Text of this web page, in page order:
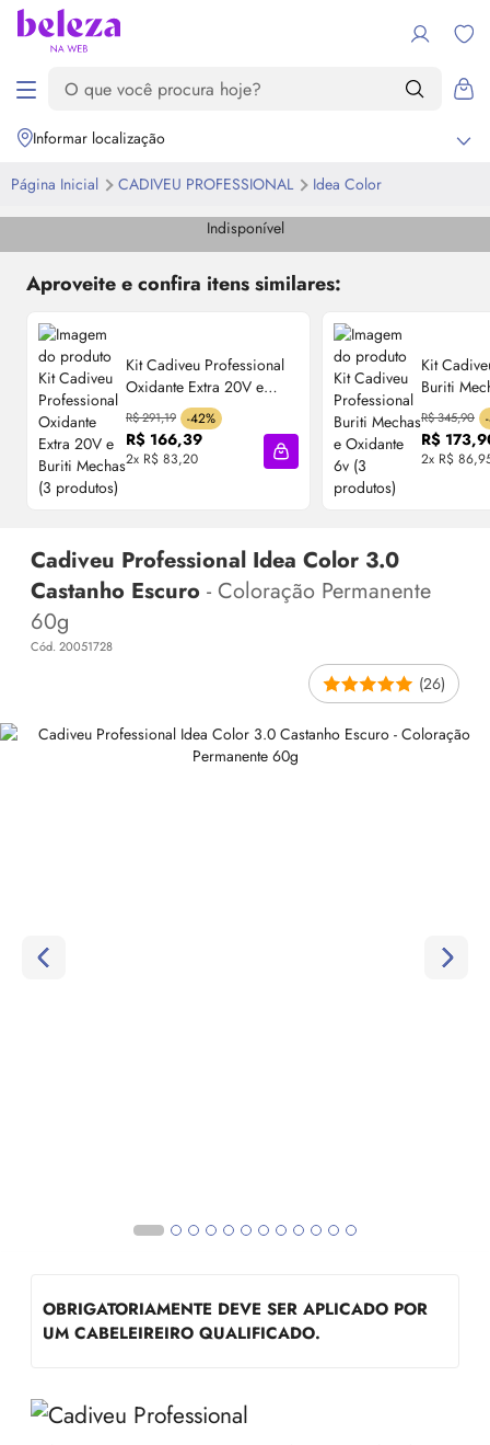
Informar localização
Página Inicial CADIVEU PROFESSIONAL
Idea Color
Indisponível
Aproveite e confira itens similares:
Kit Cadiveu Professional
Oxidante Extra 20V e
Buriti Mechas (3 produtos)
R$ 291,19 -42%
R$ 166,39
2x R$ 83,20 Adicionar à sacola
Kit
Buriti
6v (3
R$ 345,90
R$
2x R$
Cadiveu Professional Idea Color 3.0
Castanho Escuro - Coloração Permanente
60g
Cód. 20051728
(26)
OBRIGATORIAMENTE DEVE SER APLICADO POR
UM CABELEIREIRO QUALIFICADO.